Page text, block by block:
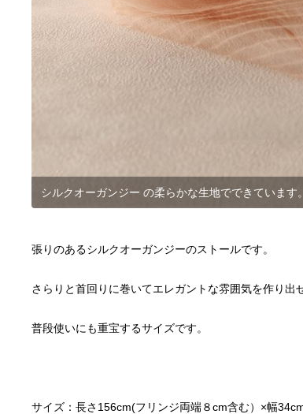
シルクオーガンジー の柔らかな生地でできています。